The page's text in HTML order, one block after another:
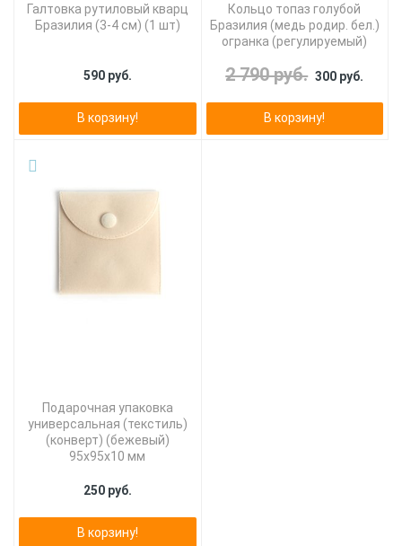
Галтовка рутиловый кварц
Бразилия (3-4 см) (1 шт)
590 руб.
В корзину!
Кольцо топаз голубой
Бразилия (медь родир. бел.)
огранка (регулируемый)
2 790 руб. 300 руб.
В корзину!
Подарочная упаковка
универсальная (текстиль)
(конверт) (бежевый)
95х95х10 мм
250 руб.
В корзину!